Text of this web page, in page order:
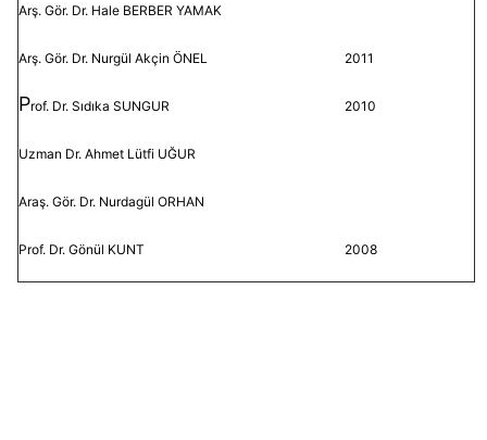
Arş. Gör. Dr. Hale BERBER YAMAK
Arş. Gör. Dr. Nurgül Akçin ÖNEL 2011
Prof. Dr. Sıdıka SUNGUR 2010
Uzman Dr. Ahmet Lütfi UĞUR
Araş. Gör. Dr. Nurdagül ORHAN
Prof. Dr. Gönül KUNT 2008